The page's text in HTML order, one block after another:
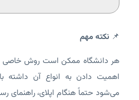
📌 نکته مهم
اهمیت دادن به انواع آن داشته
می‌شود حتماً هنگام اپلای، راهنمای